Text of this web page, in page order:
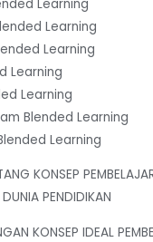
Learning
Learning
Learning
Learning
Learning
Blended Learning
Learning
KONSEP
PENDIDIKAN
KONSEP IDEAL